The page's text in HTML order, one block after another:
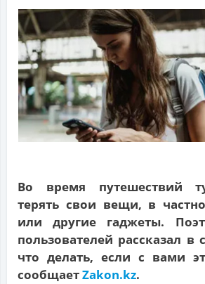
Во время путешествий
терять свои вещи, в
или другие гаджеты.
пользователей рассказал в
что делать, если с вами
сообщаетZakon.kz.